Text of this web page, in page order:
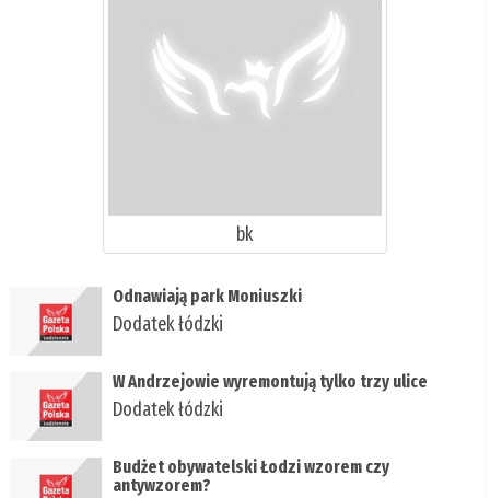
bk
​Odnawiają park Moniuszki
Dodatek łódzki
W Andrzejowie wyremontują tylko trzy ulice
Dodatek łódzki
​Budżet obywatelski Łodzi wzorem czy
antywzorem?